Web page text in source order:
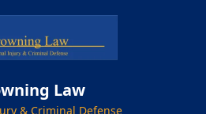
Law
& Criminal Defense